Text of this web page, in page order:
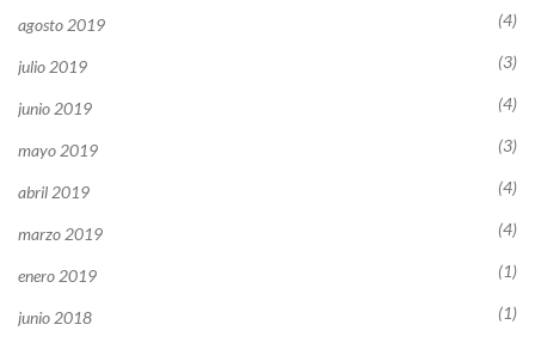
agosto 2019 (4)
julio 2019 (3)
junio 2019 (4)
mayo 2019 (3)
abril 2019 (4)
marzo 2019 (4)
enero 2019 (1)
junio 2018 (1)